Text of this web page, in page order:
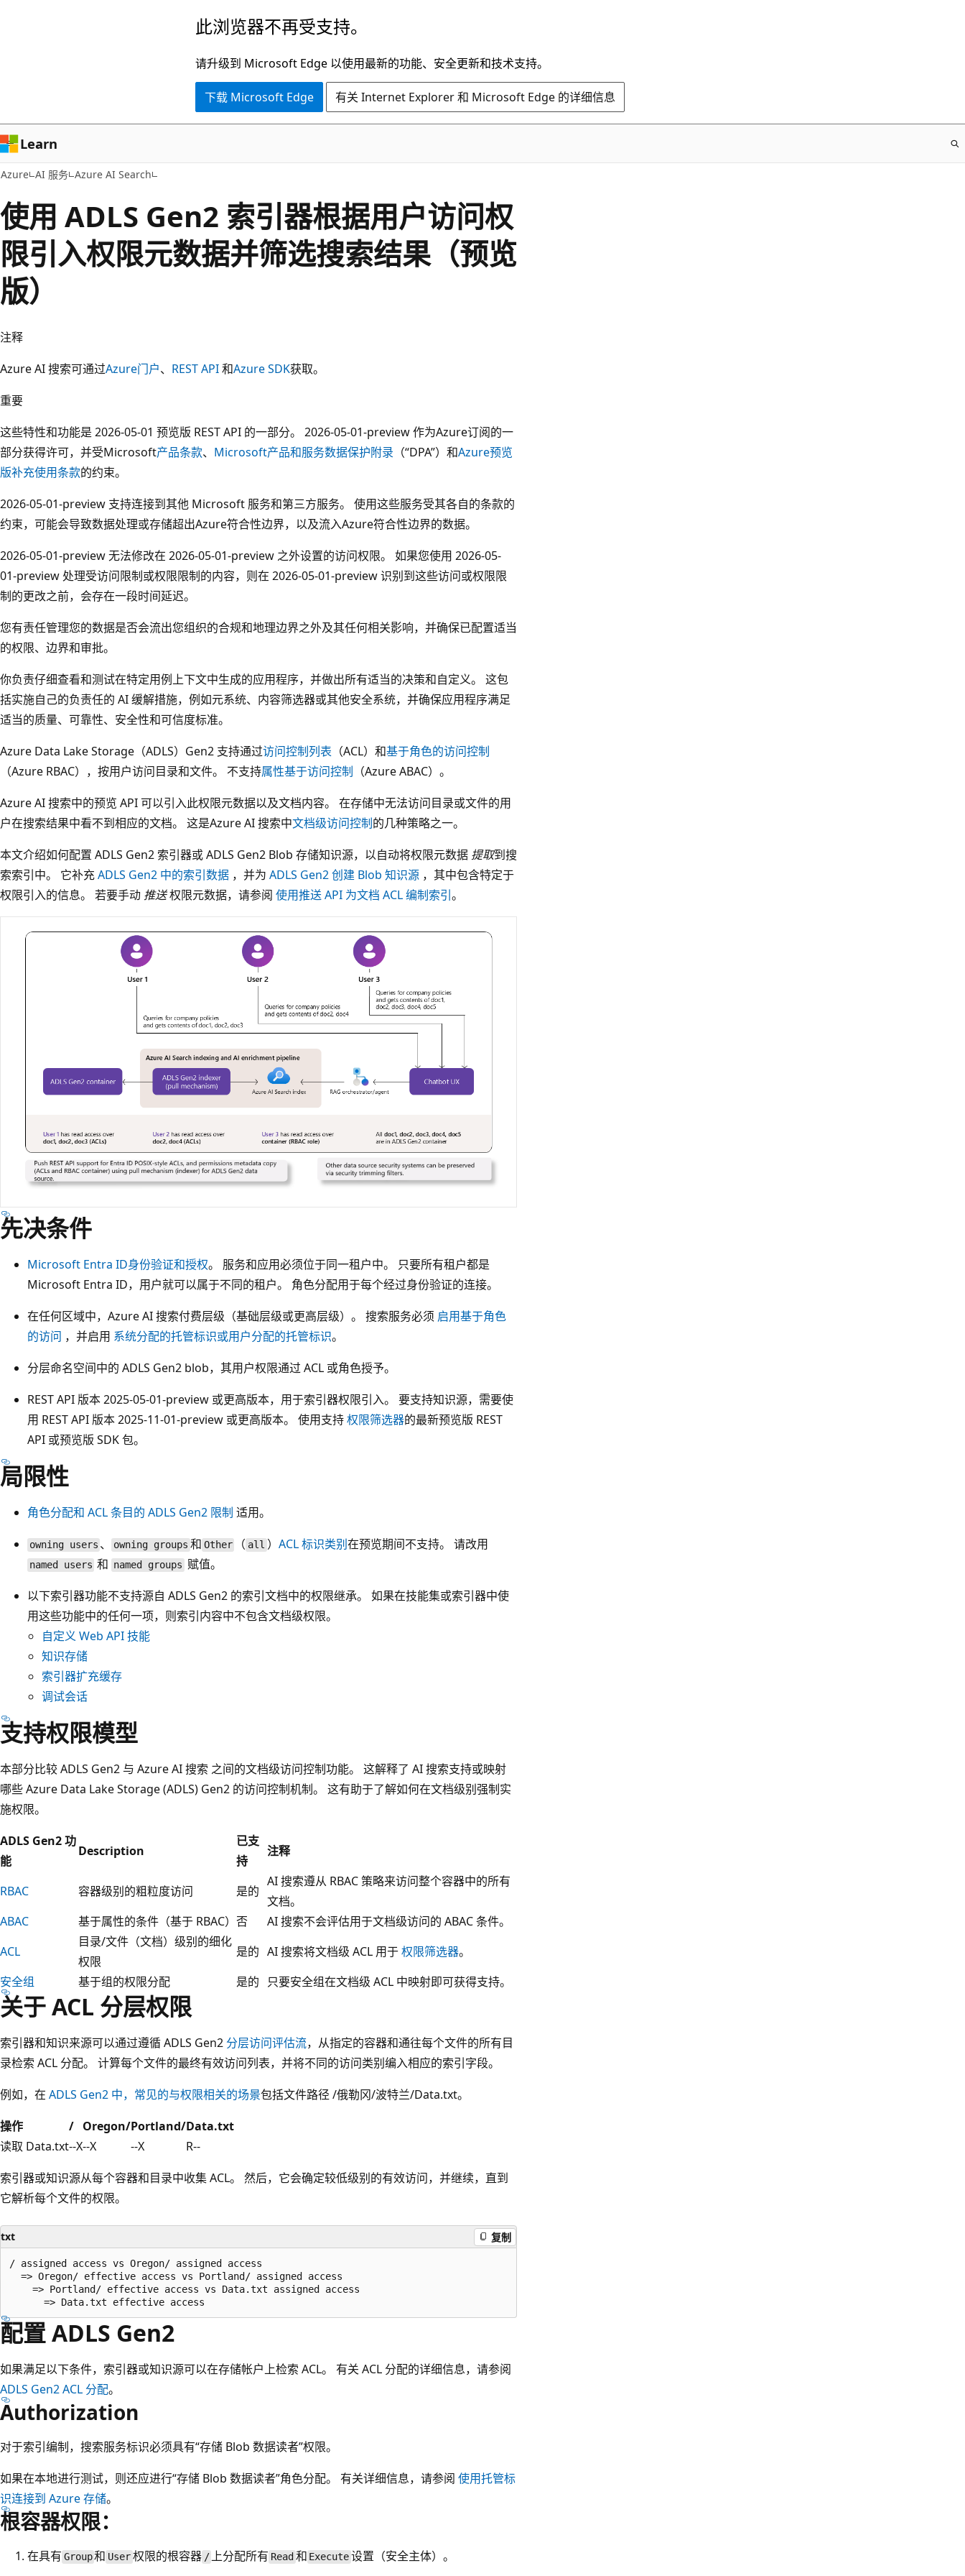
容
此浏览器不再受支持。
请升级到 Microsoft Edge 以使用最新的功能、安全更新和技术支持。
下载 Microsoft Edge 有关 Internet Explorer 和 Microsoft Edge 的详细信息
Learn
Azure AI 服务 Azure AI Search
使用 ADLS Gen2 索引器根据用户访问权
限引入权限元数据并筛选搜索结果（预览
版）
注释
Azure AI 搜索可通过Azure门户、 REST API和Azure SDK获取。
重要
这些特性和功能是 2026-05-01 预览版 REST API 的一部分。 2026-05-01-preview 作为Azure订阅的一
部分获得许可，并受Microsoft产品条款、 Microsoft产品和服务数据保护附录 （“DPA”）和Azure预览
版补充使用条款的约束。
2026-05-01-preview 支持连接到其他 Microsoft 服务和第三方服务。 使用这些服务受其各自的条款的
约束，可能会导致数据处理或存储超出Azure符合性边界，以及流入Azure符合性边界的数据。
2026-05-01-preview 无法修改在 2026-05-01-preview 之外设置的访问权限。 如果您使用 2026-05-
01-preview 处理受访问限制或权限限制的内容，则在 2026-05-01-preview 识别到这些访问或权限限
制的更改之前，会存在一段时间延迟。
您有责任管理您的数据是否会流出您组织的合规和地理边界之外及其任何相关影响，并确保已配置适当
的权限、边界和审批。
你负责仔细查看和测试在特定用例上下文中生成的应用程序，并做出所有适当的决策和自定义。 这包
括实施自己的负责任的 AI 缓解措施，例如元系统、内容筛选器或其他安全系统，并确保应用程序满足
适当的质量、可靠性、安全性和可信度标准。
Azure Data Lake Storage（ADLS）Gen2 支持通过访问控制列表 （ACL）和基于角色的访问控制
（Azure RBAC），按用户访问目录和文件。 不支持属性基于访问控制 （Azure ABAC）。
Azure AI 搜索中的预览 API 可以引入此权限元数据以及文档内容。 在存储中无法访问目录或文件的用
户在搜索结果中看不到相应的文档。 这是Azure AI 搜索中文档级访问控制的几种策略之一。
本文介绍如何配置 ADLS Gen2 索引器或 ADLS Gen2 Blob 存储知识源，以自动将权限元数据 提取到搜
索索引中。 它补充ADLS Gen2 中的索引数据 ，并为 ADLS Gen2 创建 Blob 知识源 ，其中包含特定于
权限引入的信息。 若要手动 推送权限元数据，请参阅 使用推送 API 为文档 ACL 编制索引。
先决条件
Microsoft Entra ID身份验证和授权。 服务和应用必须位于同一租户中。 只要所有租户都是
Microsoft Entra ID，用户就可以属于不同的租户。 角色分配用于每个经过身份验证的连接。
在任何区域中，Azure AI 搜索付费层级（基础层级或更高层级）。 搜索服务必须 启用基于角色
的访问 ，并启用 系统分配的托管标识或用户分配的托管标识。
分层命名空间中的 ADLS Gen2 blob，其用户权限通过 ACL 或角色授予。
REST API 版本 2025-05-01-preview 或更高版本，用于索引器权限引入。 要支持知识源，需要使
用 REST API 版本 2025-11-01-preview 或更高版本。 使用支持权限筛选器的最新预览版 REST
API 或预览版 SDK 包。
局限性
角色分配和 ACL 条目的 ADLS Gen2 限制 适用。
owning users 、 owning groups 和 Other （ all ） ACL 标识类别在预览期间不支持。 请改用
named users 和 named groups 赋值。
以下索引器功能不支持源自 ADLS Gen2 的索引文档中的权限继承。 如果在技能集或索引器中使
用这些功能中的任何一项，则索引内容中不包含文档级权限。
自定义 Web API 技能
知识存储
索引器扩充缓存
调试会话
支持权限模型
本部分比较 ADLS Gen2 与 Azure AI 搜索 之间的文档级访问控制功能。 这解释了 AI 搜索支持或映射
哪些 Azure Data Lake Storage (ADLS) Gen2 的访问控制机制。 这有助于了解如何在文档级别强制实
施权限。
ADLS Gen2 功
能
Description
已支
持
注释
RBAC 容器级别的粗粒度访问 是的
AI 搜索遵从 RBAC 策略来访问整个容器中的所有
文档。
ABAC
基于属性的条件（基于 RBAC） 否
AI 搜索不会评估用于文档级访问的 ABAC 条件。
ACL
目录/文件（文档）级别的细化
权限
是的 AI 搜索将文档级 ACL 用于权限筛选器。
安全组
基于组的权限分配 是的 只要安全组在文档级 ACL 中映射即可获得支持。
关于 ACL 分层权限
索引器和知识来源可以通过遵循 ADLS Gen2 分层访问评估流，从指定的容器和通往每个文件的所有目
录检索 ACL 分配。 计算每个文件的最终有效访问列表，并将不同的访问类别编入相应的索引字段。
例如，在 ADLS Gen2 中，常见的与权限相关的场景包括文件路径 /俄勒冈/波特兰/Data.txt。
操作
/ Oregon/Portland/Data.txt
读取 Data.txt--X--X --X
R--
索引器或知识源从每个容器和目录中收集 ACL。 然后，它会确定较低级别的有效访问，并继续，直到
它解析每个文件的权限。
txt 复制
/ assigned access vs Oregon/ assigned access
  => Oregon/ effective access vs Portland/ assigned access
    => Portland/ effective access vs Data.txt assigned access
配置 ADLS Gen2
如果满足以下条件，索引器或知识源可以在存储帐户上检索 ACL。 有关 ACL 分配的详细信息，请参阅
ADLS Gen2 ACL 分配。
Authorization
对于索引编制，搜索服务标识必须具有“存储 Blob 数据读者”权限。
如果在本地进行测试，则还应进行“存储 Blob 数据读者”角色分配。 有关详细信息，请参阅 使用托管标
识连接到 Azure 存储。
根容器权限：
在具有 Group和 User权限的根容器 / 上分配所有 Read 和 Execute设置（安全主体）。